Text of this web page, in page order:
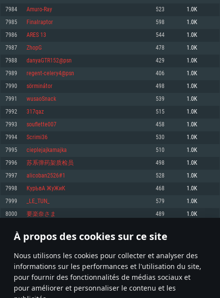
À propos des cookies sur ce site
Nous utilisons les cookies pour collecter et analyser des
informations sur les performances et l'utilisation du site,
pour fournir des fonctionnalités de médias sociaux et
pour améliorer et personnaliser le contenu et les
Minimum
OS: Windows 10 (64 bit)
Processeur: Dual-Core 2.2 GHz
Mémoire: 4 GB
Carte graphique supportant DirectX 11: AMD Radeon 77XX / NVIDIA
GeForce GTX 660. La résolution minimale supportée par le jeu est de 720p
Connection: Connexion Internet à haut débit
Disque dur: 23.1 Go (client minimal)
Recommandée
1060 et plus, Radeon RX 570 et plus.
Disque dur: 75.9 Go (client complet)
Minimum
OS: Mac OS Big Sur 11.0 ou plus récent
Processeur: Core i5, minimum 2.2GHz (Les processeurs Intel Xeon ne sont
pas supportés)
Mémoire: 6 GB
Carte graphique: Intel Iris Pro 5200 (Mac), ou analogue AMD/Nvidia. La
résolution minimale supportée par le jeu est de 720p.
Connection: Connexion Internet à haut débit
Disque dur: 62,2 Go (client minimal)
Recommandée
OS: Mac OS Big Sur 11.0 ou plus récent
Processeur: Core i7 (Les processeurs Intel Xeon ne sont pas supportés)
Mémoire: 8 GB
Carte graphique: Radeon Vega II ou plus avec support de Metal
Disque dur: 62,2 Go (client complet)
Minimum
OS: Les configurations Linux 64 bits les plus modernes
Processeur: Dual-Core 2.4 GHz
Mémoire: 4 GB
Carte graphique: NVIDIA 660 avec les derniers drivers (moins de 6 mois) /
de même pour AMD (La résolution minimale supportée par le jeu est de
720p)
Connection: Connexion Internet à haut débit
Disque dur: 62,2 Go (client minimal)
Recommandée
OS: Ubuntu 20.04 64bit
Processeur: Intel Core i7
Mémoire: 8 GB
Carte graphique: NVIDIA 1060 avec les derniers drivers (moins de 6 mois) /
6 mois et supportant Vulkan
Connection: Connexion Internet à haut débit
Disque dur: 60,2 Go (client complet)
7984 Amuro-Ray 523 1.0K
7985 Finalraptor 598 1.0K
7986 ARES 13 544 1.0K
7987 ZhopG 478 1.0K
7988 danyaGTR152@psn 429 1.0K
7989 regent-celery4@psn 406 1.0K
7990 sörminátor 498 1.0K
7991 wusaoSnack 539 1.0K
7992 317qaz 515 1.0K
7993 souflette007 458 1.0K
7994 Scrimi36 530 1.0K
7995 cieplejajkamajka 510 1.0K
7996 苏系弹药架质检员 498 1.0K
7997 alicoban2526#1 528 1.0K
7998 КурЬвА ЖуЖиК 468 1.0K
7999 _LE_TUN_ 579 1.0K
8000 要楽奈さま 489 1.0K
* Classement mis à jour quotidiennement
399 400 401 500